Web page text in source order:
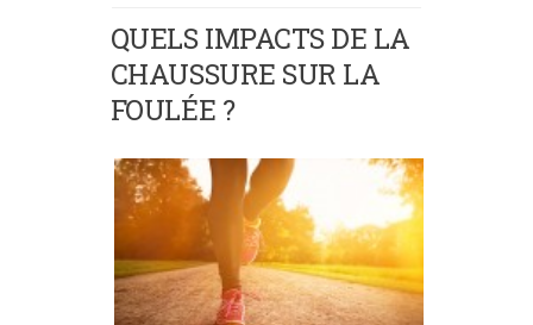
QUELS IMPACTS DE LA
CHAUSSURE SUR LA
FOULÉE ?